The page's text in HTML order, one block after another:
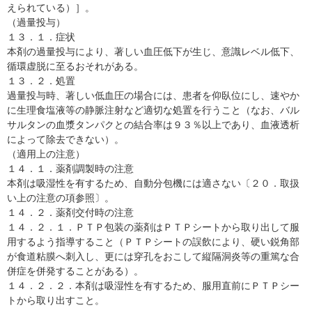
えられている）］。
（過量投与）
１３．１．症状
本剤の過量投与により、著しい血圧低下が生じ、意識レベル低下、
循環虚脱に至るおそれがある。
１３．２．処置
過量投与時、著しい低血圧の場合には、患者を仰臥位にし、速やか
に生理食塩液等の静脈注射など適切な処置を行うこと（なお、バル
サルタンの血漿タンパクとの結合率は９３％以上であり、血液透析
によって除去できない）。
（適用上の注意）
１４．１．薬剤調製時の注意
本剤は吸湿性を有するため、自動分包機には適さない〔２０．取扱
い上の注意の項参照〕。
１４．２．薬剤交付時の注意
１４．２．１．ＰＴＰ包装の薬剤はＰＴＰシートから取り出して服
用するよう指導すること（ＰＴＰシートの誤飲により、硬い鋭角部
が食道粘膜へ刺入し、更には穿孔をおこして縦隔洞炎等の重篤な合
併症を併発することがある）。
１４．２．２．本剤は吸湿性を有するため、服用直前にＰＴＰシー
トから取り出すこと。